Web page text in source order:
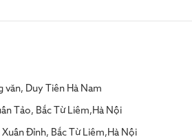
văn, Duy Tiên Hà Nam
Tảo, Bắc Từ Liêm,Hà Nội
Xuân Đỉnh, Bắc Từ Liêm,Hà Nội